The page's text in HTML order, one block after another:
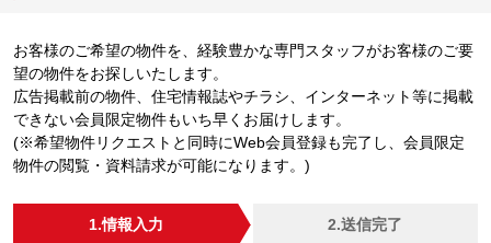
お客様のご希望の物件を、経験豊かな専門スタッフがお客様のご要
望の物件をお探しいたします。
広告掲載前の物件、住宅情報誌やチラシ、インターネット等に掲載
できない会員限定物件もいち早くお届けします。
(※希望物件リクエストと同時にWeb会員登録も完了し、会員限定
物件の閲覧・資料請求が可能になります。)
1.情報入力 2.送信完了